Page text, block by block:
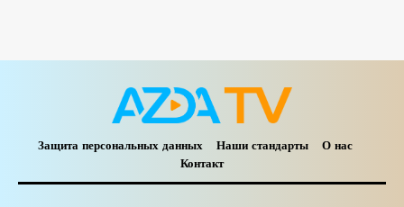
Защита персональных данных Наши стандарты
О нас
Контакт